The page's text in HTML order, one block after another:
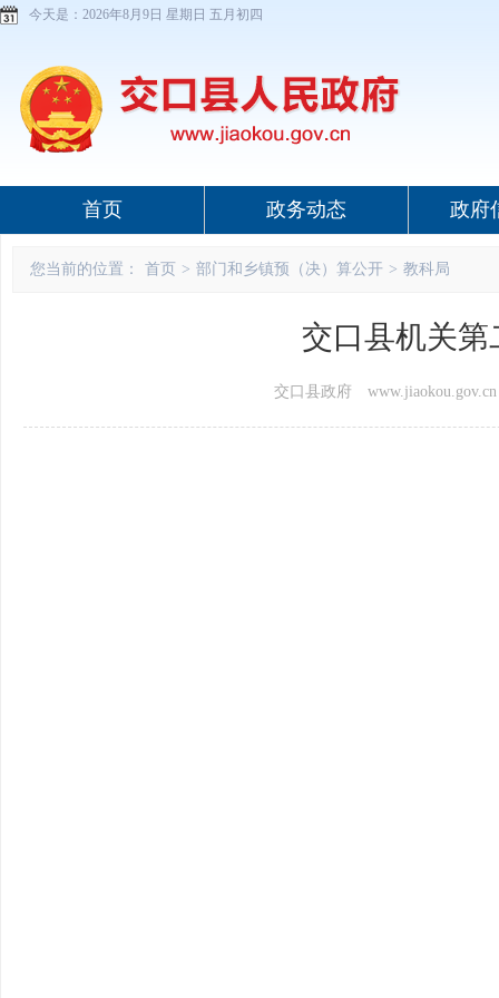
今天是： 2026年8月9日 星期日 五月初四
首页 政务动态 政府
您当前的位置： 首页 > 部门和乡镇预（决）算公开 > 教科局
交口县机关第
交口县政府 www.jiaokou.gov.cn